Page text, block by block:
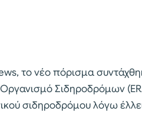
το νέο πόρισμα
Σιδηροδρόμων
σιδηροδρόμου λόγω